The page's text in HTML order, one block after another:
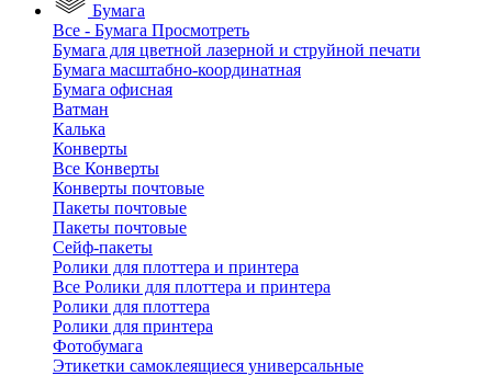
Бумага
Все - Бумага Просмотреть
Бумага для цветной лазерной и струйной печати
Бумага масштабно-координатная
Бумага офисная
Ватман
Калька
Конверты
Все Конверты
Конверты почтовые
Пакеты почтовые
Пакеты почтовые
Сейф-пакеты
Ролики для плоттера и принтера
Все Ролики для плоттера и принтера
Ролики для плоттера
Ролики для принтера
Фотобумага
Этикетки самоклеящиеся универсальные